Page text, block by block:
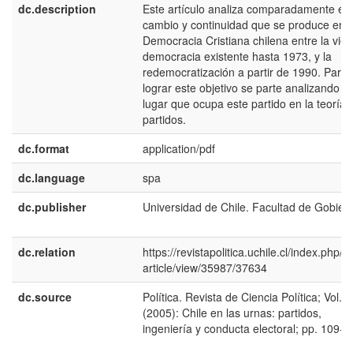
dc.description
Este artículo analiza comparadamente el
cambio y continuidad que se produce en
Democracia Cristiana chilena entre la
democracia existente hasta 1973, y la
redemocratización a partir de 1990. Para
lograr este objetivo se parte analizando el
lugar que ocupa este partido en la teoría
partidos.
dc.format
application/pdf
dc.language
spa
dc.publisher
Universidad de Chile. Facultad de
dc.relation
https://revistapolitica.uchile.cl/index.php/
article/view/35987/37634
dc.source
Política. Revista de Ciencia Política; Vol.
(2005): Chile en las urnas: partidos,
ingeniería y conducta electoral; pp. 109-